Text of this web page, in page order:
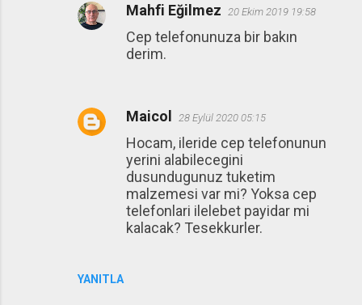
YANITLA
Mahfi Eğilmez 20 Ekim 2019 19:58
Cep telefonunuza bir bakın
derim.
Maicol 28 Eylül 2020 05:15
Hocam, ileride cep telefonunun
yerini alabilecegini
dusundugunuz tuketim
malzemesi var mi? Yoksa cep
telefonlari ilelebet payidar mi
kalacak? Tesekkurler.